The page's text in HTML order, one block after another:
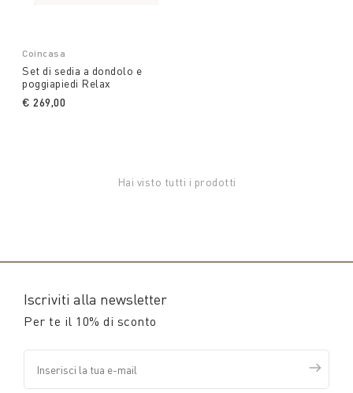
Coincasa
Set di sedia a dondolo e
poggiapiedi Relax
€ 269,00
Hai visto tutti i prodotti
Iscriviti alla newsletter
Per te il 10% di sconto